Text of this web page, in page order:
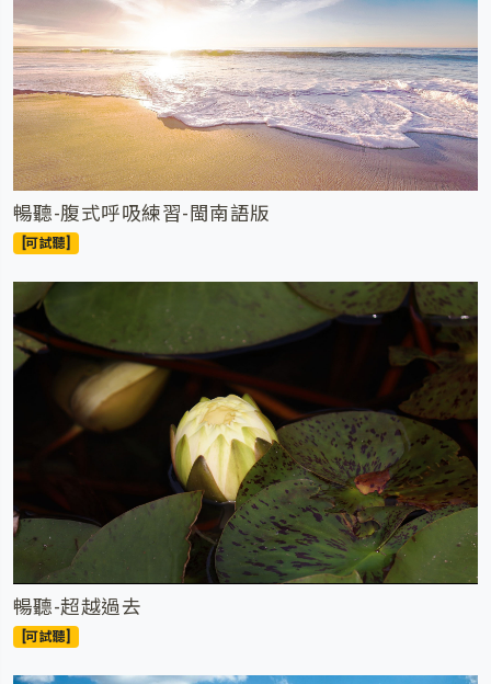
暢聽-腹式呼吸練習-閩南語版
[可試聽]
暢聽-超越過去
[可試聽]